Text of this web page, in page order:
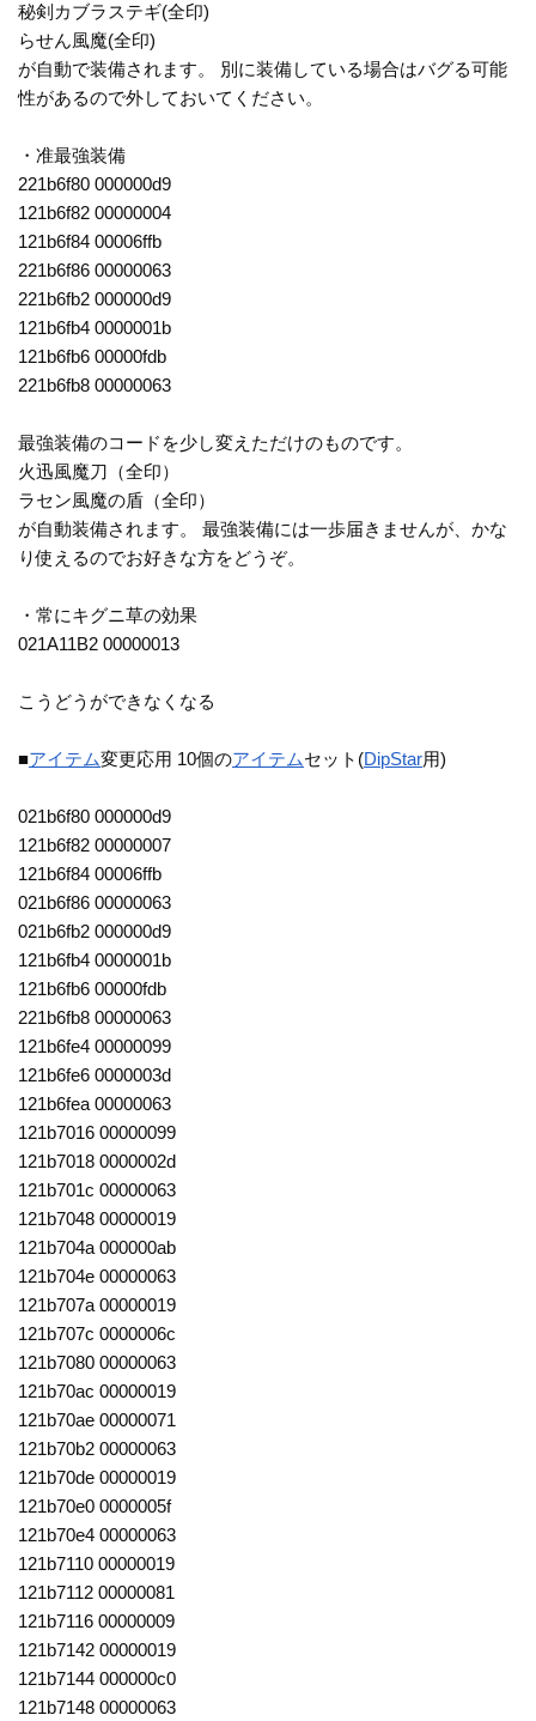
秘剣カブラステギ(全印)
らせん風魔(全印)
が自動で装備されます。 別に装備している場合はバグる可能
性があるので外しておいてください。
・准最強装備
221b6f80 000000d9
121b6f82 00000004
121b6f84 00006ffb
221b6f86 00000063
221b6fb2 000000d9
121b6fb4 0000001b
121b6fb6 00000fdb
221b6fb8 00000063
最強装備のコードを少し変えただけのものです。
火迅風魔刀（全印）
ラセン風魔の盾（全印）
が自動装備されます。 最強装備には一歩届きませんが、かな
り使えるのでお好きな方をどうぞ。
・常にキグニ草の効果
021A11B2 00000013
こうどうができなくなる
■アイテム変更応用 10個のアイテムセット(DipStar用)
021b6f80 000000d9
121b6f82 00000007
121b6f84 00006ffb
021b6f86 00000063
021b6fb2 000000d9
121b6fb4 0000001b
121b6fb6 00000fdb
221b6fb8 00000063
121b6fe4 00000099
121b6fe6 0000003d
121b6fea 00000063
121b7016 00000099
121b7018 0000002d
121b701c 00000063
121b7048 00000019
121b704a 000000ab
121b704e 00000063
121b707a 00000019
121b707c 0000006c
121b7080 00000063
121b70ac 00000019
121b70ae 00000071
121b70b2 00000063
121b70de 00000019
121b70e0 0000005f
121b70e4 00000063
121b7110 00000019
121b7112 00000081
121b7116 00000009
121b7142 00000019
121b7144 000000c0
121b7148 00000063